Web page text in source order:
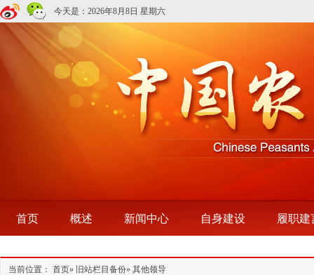
今天是： 2026年8月8日 星期六
首页 概述 新闻中心 自身建设 履职建
当前位置： 首页» 旧站栏目备份» 其他领导